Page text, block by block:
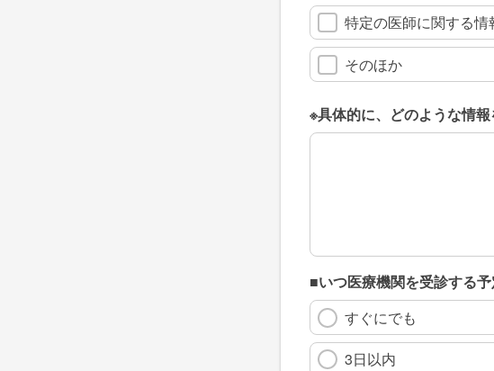
特定の医師に関する
そのほか
※具体的に、どのような情
※具体的に、どのような情報
■いつ医療機関を受診する
すぐにでも
3日以内